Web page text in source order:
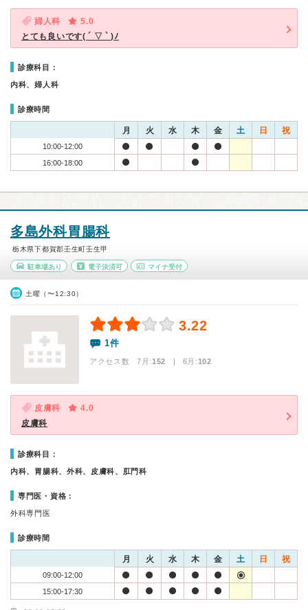
婦人科
5.0
とても良いです( ´ ▽ ` )ﾉ
診療科目：
内科、婦人科
診療時間
月 火 水 木 金 土 日 祝
10:00-12:00
16:00-18:00
多島外科胃腸科
栃木県下都賀郡壬生町壬生甲
駐車場あり 電子決済可 マイナ受付
土曜（〜12:30）
3.22
1件
アクセス数 7月:152 | 6月:102
皮膚科
4.0
皮膚科
診療科目：
内科、胃腸科、外科、皮膚科、肛門科
専門医・資格：
外科専門医
診療時間
月 火 水 木 金 土 日 祝
09:00-12:00
15:00-17:30